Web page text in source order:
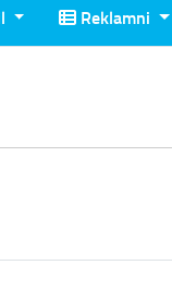
Reklamni
Reklamni